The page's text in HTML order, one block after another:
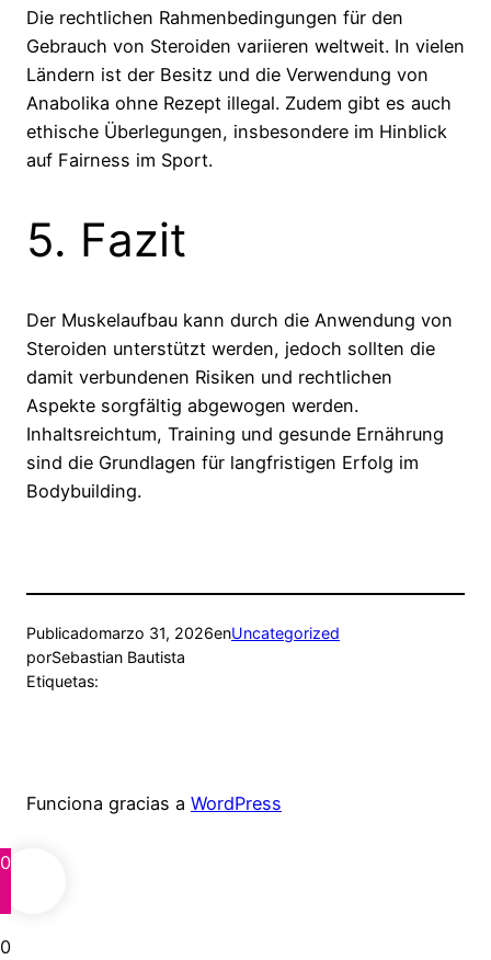
Die rechtlichen Rahmenbedingungen für den
Gebrauch von Steroiden variieren weltweit. In vielen
Ländern ist der Besitz und die Verwendung von
Anabolika ohne Rezept illegal. Zudem gibt es auch
ethische Überlegungen, insbesondere im Hinblick
auf Fairness im Sport.
5. Fazit
Der Muskelaufbau kann durch die Anwendung von
Steroiden unterstützt werden, jedoch sollten die
damit verbundenen Risiken und rechtlichen
Aspekte sorgfältig abgewogen werden.
Inhaltsreichtum, Training und gesunde Ernährung
sind die Grundlagen für langfristigen Erfolg im
Bodybuilding.
Publicadomarzo 31, 2026enUncategorized
porSebastian Bautista
Etiquetas:
Funciona gracias a WordPress
0
0